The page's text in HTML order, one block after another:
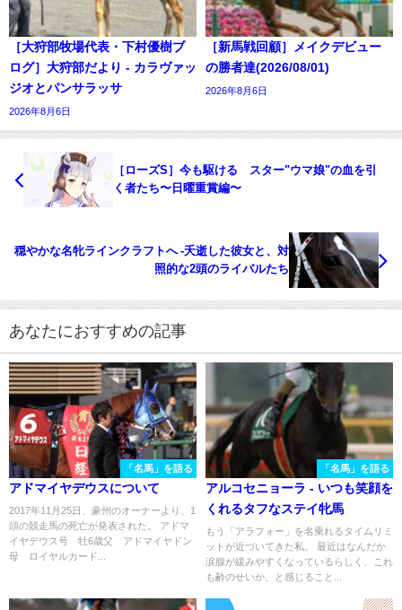
［大狩部牧場代表・下村優樹ブ
ログ］大狩部だより - カラヴァッ
ジオとパンサラッサ
2026年8月6日
［新馬戦回顧］メイクデビュー
の勝者達(2026/08/01)
2026年8月6日
［ローズS］今も駆ける スター"ウマ娘"の血を引
く者たち〜日曜重賞編〜
穏やかな名牝ラインクラフトへ -夭逝した彼女と、対
照的な2頭のライバルたち
あなたにおすすめの記事
「名馬」を語る
アドマイヤデウスについて
2017年11月25日、豪州のオーナーより、1
頭の競走馬の死亡が発表された。 アドマ
イヤデウス号 牡6歳父 アドマイヤドン
母 ロイヤルカード...
「名馬」を語る
アルコセニョーラ - いつも笑顔を
くれるタフなステイ牝馬
もう「アラフォー」を名乗れるタイムリミ
ットが近づいてきた私。 最近はなんだか
涙腺が緩みやすくなっているらしく、これ
も齢のせいか、と感じること...